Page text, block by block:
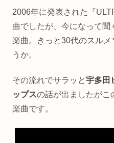
2006年に発表された『
曲でしたが、今になって聞
楽曲。きっと30代のスル
うか。
その流れでサラッと宇多
ップスの話が出ましたがこ
楽曲です。